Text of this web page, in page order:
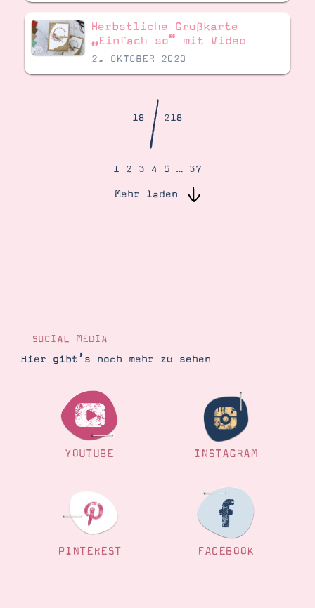
Tipps & Tricks
Herbstliche Grußkarte
„Einfach so“ mit Video
2. OKTOBER 2020
18/218
1 2 3 4 5 … 37
Mehr laden
SOCIAL MEDIA
Hier gibt’s noch mehr zu sehen
YOUTUBE INSTAGRAM
PINTEREST FACEBOOK